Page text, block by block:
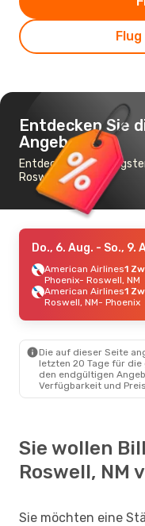
Entdecken Sie
Angebote
Entdecke die
Roswell, NM
Do., 6. Aug. - So., 9.
American Airlines1
Phoenix- Roswell, NM
American Airlines1
Roswell, NM- Phoenix
Die auf dieser Seite
letzten 20 Tage für
den endgültigen
Verfügbarkeit und
Sie wollen
Roswell, NM
Sie möchten eine